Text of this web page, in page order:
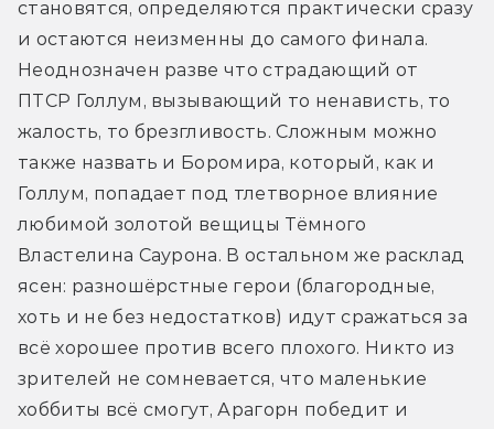
становятся, определяются практически сразу
и остаются неизменны до самого финала.
Неоднозначен разве что страдающий от
ПТСР Голлум, вызывающий то ненависть, то
жалость, то брезгливость. Сложным можно
также назвать и Боромира, который, как и
Голлум, попадает под тлетворное влияние
любимой золотой вещицы Тёмного
Властелина Саурона. В остальном же расклад
ясен: разношёрстные герои (благородные,
хоть и не без недостатков) идут сражаться за
всё хорошее против всего плохого. Никто из
зрителей не сомневается, что маленькие
хоббиты всё смогут, Арагорн победит и